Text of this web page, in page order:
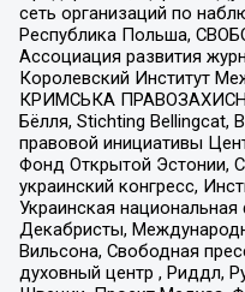
сеть организаций по
Республика Польша,
Ассоциация развития
Королевский Институт
КРИМСЬКА
Бёлля, Stichting Bellingcat,
правовой инициативы
Фонд Открытой Эстонии,
украинский конгресс,
Украинская
Декабристы,
Вильсона, Свободная
духовный центр , Риддл,